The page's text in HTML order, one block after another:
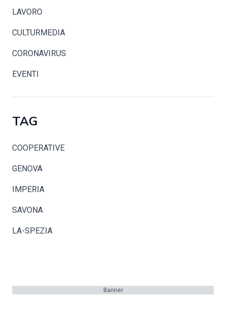
LAVORO
CULTURMEDIA
CORONAVIRUS
EVENTI
TAG
COOPERATIVE
GENOVA
IMPERIA
SAVONA
LA-SPEZIA
Banner